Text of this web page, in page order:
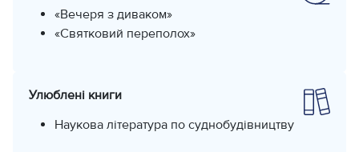
«Вечеря з диваком»
«Святковий переполох»
Улюблені книги
Наукова література по суднобудівництву